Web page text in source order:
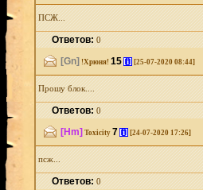
ПСЖ...
Ответов:0
[Gn] !Хрюня! 15 [i] [25-07-2020 08:44]
Прошу блок....
Ответов:0
[Hm] Toxicity 7 [i] [24-07-2020 17:26]
псж...
Ответов:0